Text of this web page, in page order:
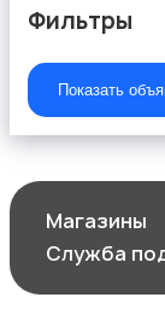
Фильтры
Показать
Магазины
Служба